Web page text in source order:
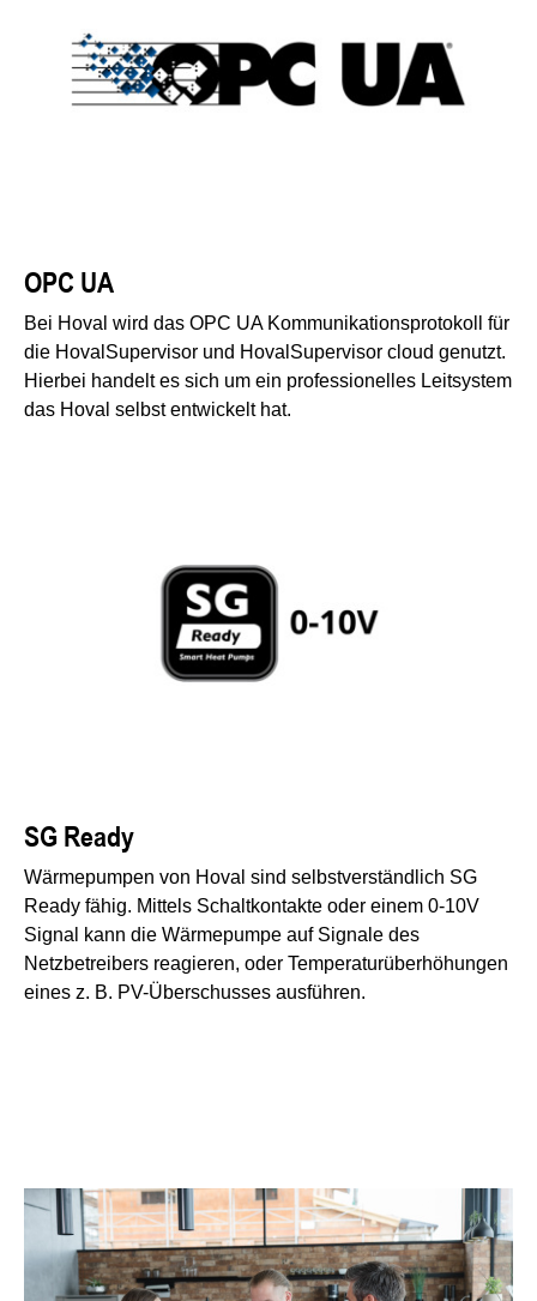
OPC UA
Bei Hoval wird das OPC UA Kommunikationsprotokoll für
die HovalSupervisor und HovalSupervisor cloud genutzt.
Hierbei handelt es sich um ein professionelles Leitsystem
das Hoval selbst entwickelt hat.
SG Ready
Wärmepumpen von Hoval sind selbstverständlich SG
Ready fähig. Mittels Schaltkontakte oder einem 0-10V
Signal kann die Wärmepumpe auf Signale des
Netzbetreibers reagieren, oder Temperaturüberhöhungen
eines z. B. PV-Überschusses ausführen.